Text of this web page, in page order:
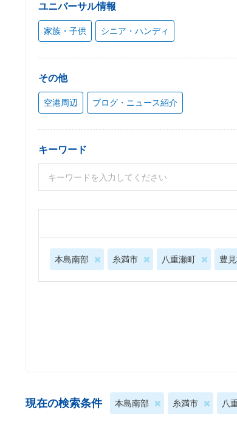
ユニバーサル情報
家族・子供 シニア・ハンディ
その他
空港周辺 ブログ・ニュース紹介
キーワード
本島南部 糸満市 八重瀬町 豊
現在の検索条件 本島南部 糸満市 八